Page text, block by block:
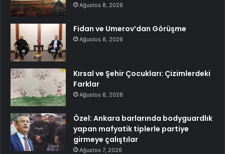
Ağustos 8, 2026
Fidan ve Umerov’dan Görüşme
Ağustos 8, 2026
Kırsal ve Şehir Çocukları: Çizimlerdeki
Farklar
Ağustos 8, 2026
Özel: Ankara barlarında bodyguardlık
yapan mafyatik tiplerle partiye
girmeye çalıştılar
Ağustos 7, 2026